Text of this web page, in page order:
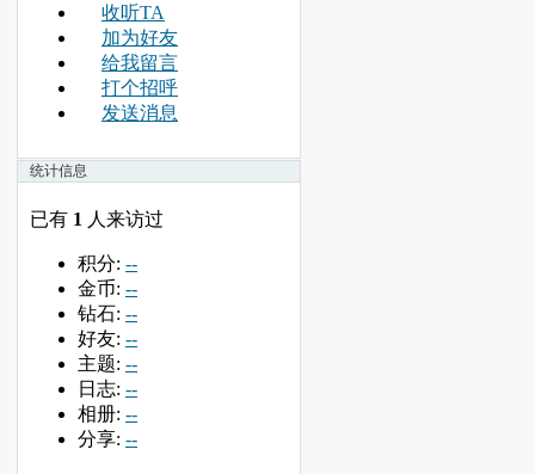
收听TA
加为好友
给我留言
打个招呼
发送消息
统计信息
已有 1 人来访过
积分: --
金币: --
钻石: --
好友: --
主题: --
日志: --
相册: --
分享: --